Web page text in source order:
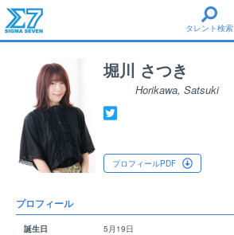
タレント検索
女性タレント
シグマ・セブンe
シグマ・セブンフェイス
シグマ・セブン声優養成所
Information
Access
堀川 さつき
Horikawa, Satsuki
プロフィールPDF
プロフィール
誕生日
5月19日